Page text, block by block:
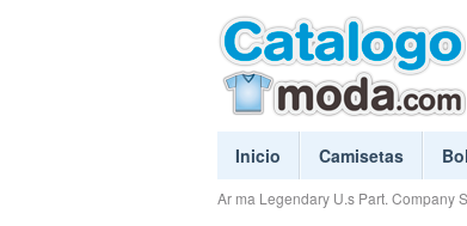
Inicio Camisetas
Ar ma Legendary U.s Part. Company